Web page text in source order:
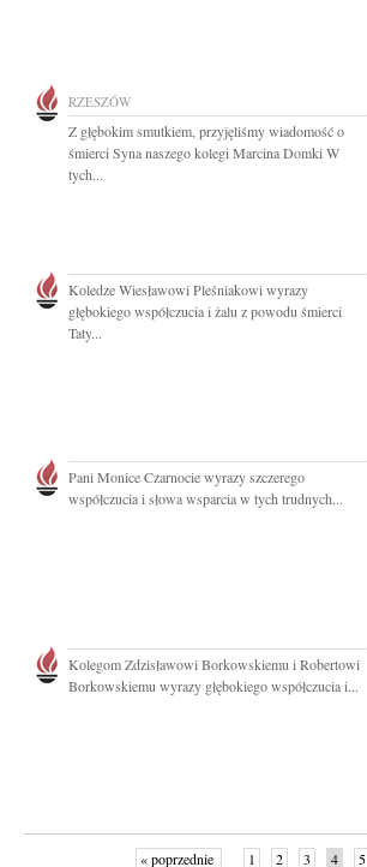
RZESZÓW
Z głębokim smutkiem, przyjęliśmy wiadomość o
śmierci Syna naszego kolegi Marcina Domki W
tych...
Koledze Wiesławowi Pleśniakowi wyrazy
głębokiego współczucia i żalu z powodu śmierci
Taty...
Pani Monice Czarnocie wyrazy szczerego
współczucia i słowa wsparcia w tych trudnych...
Kolegom Zdzisławowi Borkowskiemu i Robertowi
Borkowskiemu wyrazy głębokiego współczucia i...
« poprzednie 1 2 3 4 5